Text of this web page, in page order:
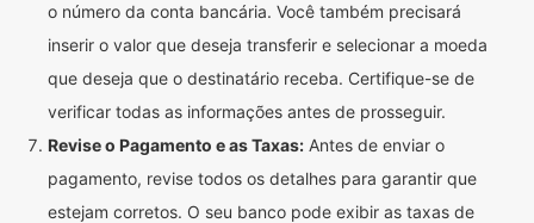
o número da conta bancária. Você também precisará
inserir o valor que deseja transferir e selecionar a moeda
que deseja que o destinatário receba. Certifique-se de
verificar todas as informações antes de prosseguir.
Revise o Pagamento e as Taxas: Antes de enviar o
pagamento, revise todos os detalhes para garantir que
estejam corretos. O seu banco pode exibir as taxas de